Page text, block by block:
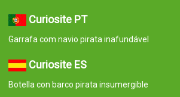
Curiosite PT
Garrafa com navio pirata inafundável
Curiosite ES
Botella con barco pirata insumergible